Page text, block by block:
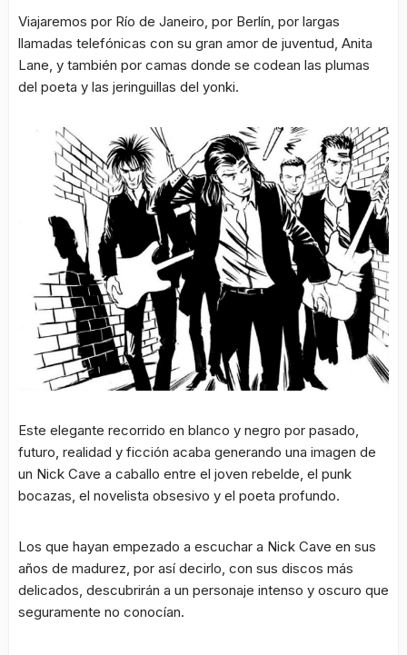
Viajaremos por Río de Janeiro, por Berlín, por largas
llamadas telefónicas con su gran amor de juventud, Anita
Lane, y también por camas donde se codean las plumas
del poeta y las jeringuillas del yonki.
Este elegante recorrido en blanco y negro por pasado,
futuro, realidad y ficción acaba generando una imagen de
un Nick Cave a caballo entre el joven rebelde, el punk
bocazas, el novelista obsesivo y el poeta profundo.
Los que hayan empezado a escuchar a Nick Cave en sus
años de madurez, por así decirlo, con sus discos más
delicados, descubrirán a un personaje intenso y oscuro que
seguramente no conocían.